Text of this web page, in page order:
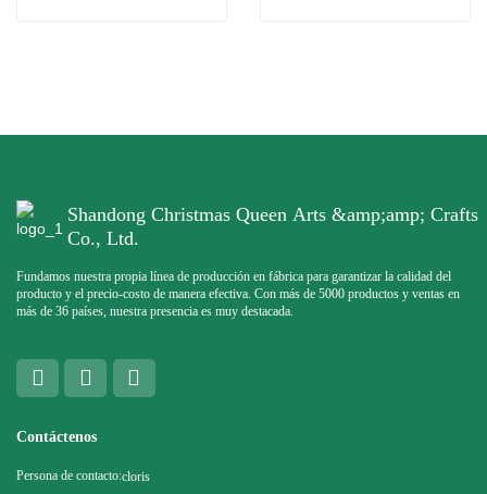
Shandong Christmas Queen Arts &amp;amp; Crafts
Co., Ltd.
Fundamos nuestra propia línea de producción en fábrica para garantizar la calidad del
producto y el precio-costo de manera efectiva. Con más de 5000 productos y ventas en
más de 36 países, nuestra presencia es muy destacada.
Contáctenos
Persona de contacto:cloris